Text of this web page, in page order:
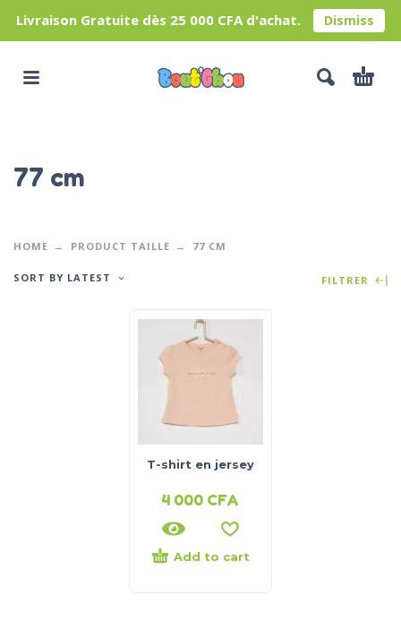
Livraison Gratuite dès 25 000 CFA d'achat. Dismiss
77 cm
HOME PRODUCT TAILLE 77 CM
SORT BY LATEST FILTRER
T-shirt en jersey
4 000 CFA
Add to cart